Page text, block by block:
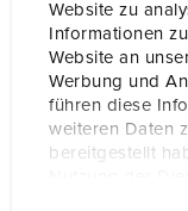
Website zu
Informationen
Website an
Werbung und
führen diese
weiteren Daten
bereitgestellt
Référence 14676